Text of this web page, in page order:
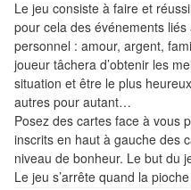
en
français
Tables
Accessoires
Jeux
de
Le jeu consiste à faire et
pour cela des événements
personnel : amour, argent,
joueur tâchera d’obtenir les
situation et être le plus
autres pour autant…
Posez des cartes face à vous
inscrits en haut à gauche des
niveau de bonheur. Le but du
Le jeu s’arrête quand la